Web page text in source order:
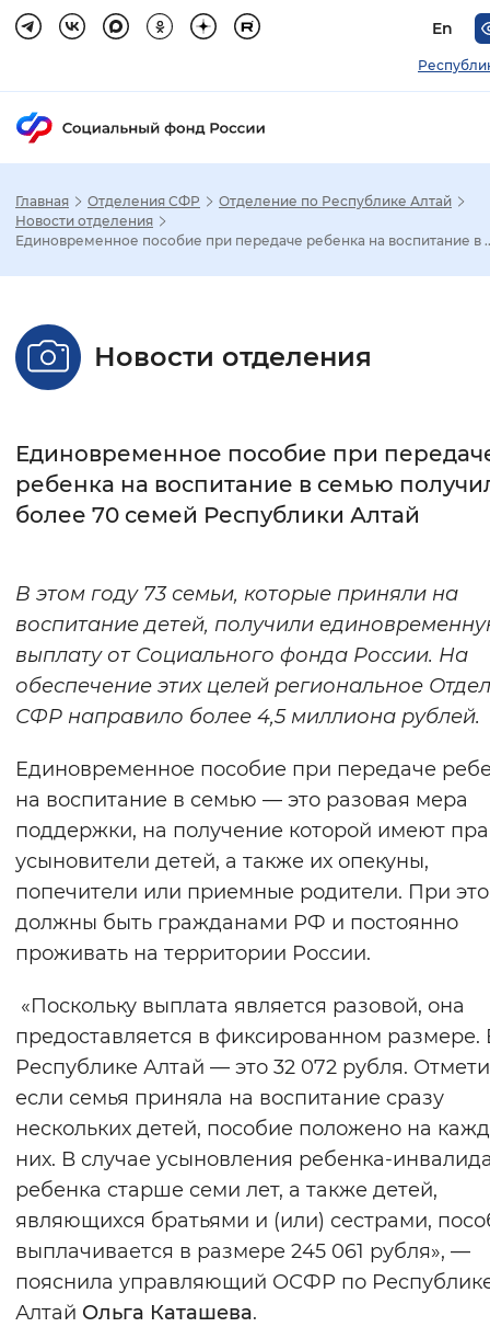
En
Настройка режима отображения
Стандартный Увеличенный
Интервал между буквами
Цвет сайта
Инверсивный
Синий фон
Изображения
Включены Выключены
Воспроизвести Остановить
Вернуть стандартные настройки
Главная Отделения СФР
Отделение по Республике Алтай
Новости отделения
Единовременное пособие при передаче ребенка на воспитание в
Новости отделения
Единовременное пособие при
ребенка на воспитание в семью
более 70 семей Республики Алтай
В этом году 73 семьи, которые приняли на
воспитание детей, получили
выплату от Социального фонда России. На
обеспечение этих целей региональное
СФР направило более 4,5 миллиона рублей.
Единовременное пособие при передаче
на воспитание в семью — это разовая мера
поддержки, на получение которой имеют
усыновители детей, а также их опекуны,
попечители или приемные родители. При
должны быть гражданами РФ и постоянно
проживать на территории России.
«Поскольку выплата является разовой, она
предоставляется в фиксированном размере.
Республике Алтай — это 32 072 рубля.
если семья приняла на воспитание сразу
нескольких детей, пособие положено на
них. В случае усыновления ребенка-
ребенка старше семи лет, а также детей,
являющихся братьями и (или) сестрами,
выплачивается в размере 245 061 рубля», —
пояснила управляющий ОСФР по
Алтай Ольга Каташева.